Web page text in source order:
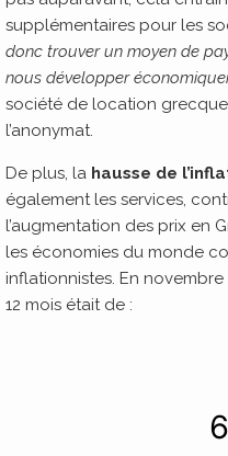
supplémentaires pour les
donc trouver un moyen de
nous développer
société de location
l’anonymat.
De plus, la hausse de
également les services,
l’augmentation des prix en
les économies du monde
inflationnistes. En novembre
12 mois était de :